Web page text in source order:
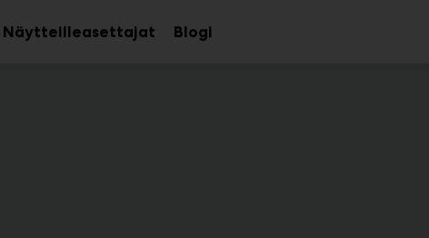
NäytteilleasettajatAvaaBlogi